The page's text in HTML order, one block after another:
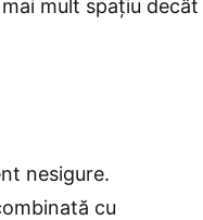
mult spațiu decât
nesigure.
cu